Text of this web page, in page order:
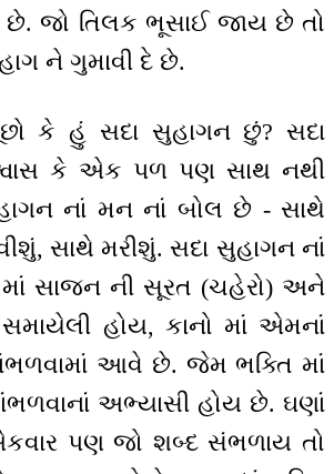
છે. જો તિલક ભૂસાઈ જાય છે તો
ને ગુમાવી દે છે.
કે હું સદા સુહાગન છું? સદા
કે એક પળ પણ સાથ નથી
નાં મન નાં બોલ છે - સાથે
સાથે મરીશું. સદા સુહાગન નાં
સાજન ની સૂરત (ચહેરો) અને
હોય, કાનો માં એમનાં
આવે છે. જેમ ભક્તિ માં
અભ્યાસી હોય છે. ઘણાં
પણ જો શબ્દ સંભળાય તો